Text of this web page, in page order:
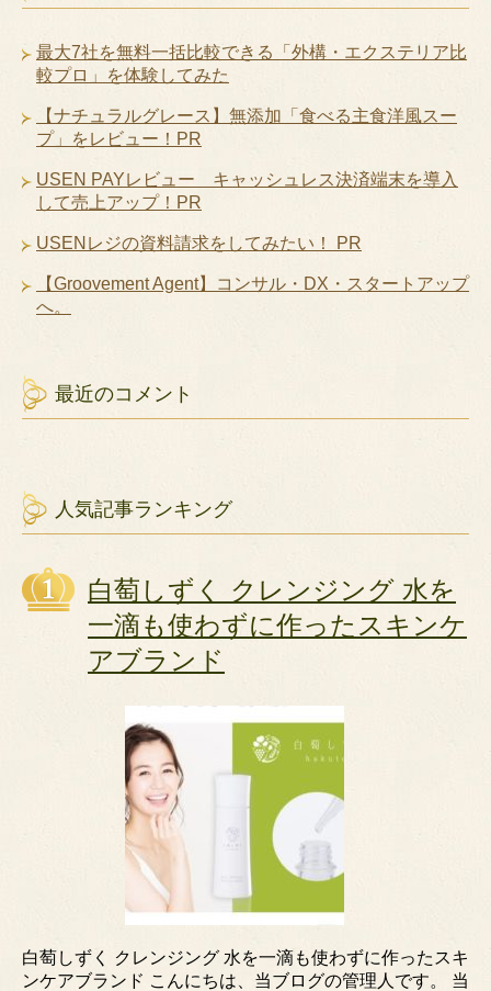
最大7社を無料一括比較できる「外構・エクステリア比
較プロ」を体験してみた
【ナチュラルグレース】無添加「食べる主食洋風スー
プ」をレビュー！PR
USEN PAYレビュー キャッシュレス決済端末を導入
して売上アップ！PR
USENレジの資料請求をしてみたい！ PR
【Groovement Agent】コンサル・DX・スタートアップ
へ。
最近のコメント
人気記事ランキング
白萄しずく クレンジング 水を
一滴も使わずに作ったスキンケ
アブランド
白萄しずく クレンジング 水を一滴も使わずに作ったスキ
ンケアブランド こんにちは、当ブログの管理人です。 当